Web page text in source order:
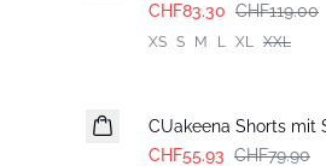
CHF83.30 CHF119.00
XS S M L XL XXL
CUakeena Shorts mit
CHF55.93 CHF79.90